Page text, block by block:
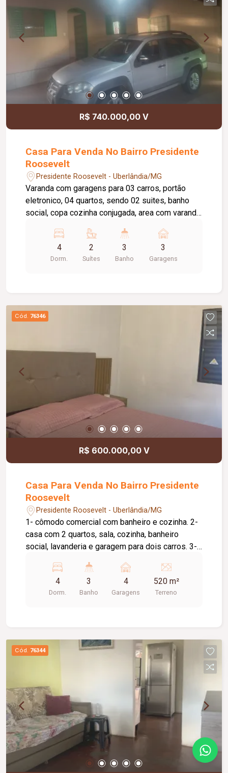
R$ 740.000,00 V
Casa Para Venda No Bairro Presidente
Roosevelt
Presidente Roosevelt - Uberlândia/MG
Varanda com garagens para 03 carros, portão
eletronico, 04 quartos, sendo 02 suites, banho
social, copa cozinha conjugada, area com varanda
4
Dorm.
2
Suítes
3
Banho
3
Garagens
Cód. 76346
R$ 600.000,00 V
Casa Para Venda No Bairro Presidente
Roosevelt
Presidente Roosevelt - Uberlândia/MG
1- cômodo comercial com banheiro e cozinha. 2-
casa com 2 quartos, sala, cozinha, banheiro
social, lavanderia e garagem para dois carros. 3-
lavanderia, varanda, garagem para 2 carros.
4
Dorm.
3
Banho
4
Garagens
520 m²
Terreno
Cód. 76344